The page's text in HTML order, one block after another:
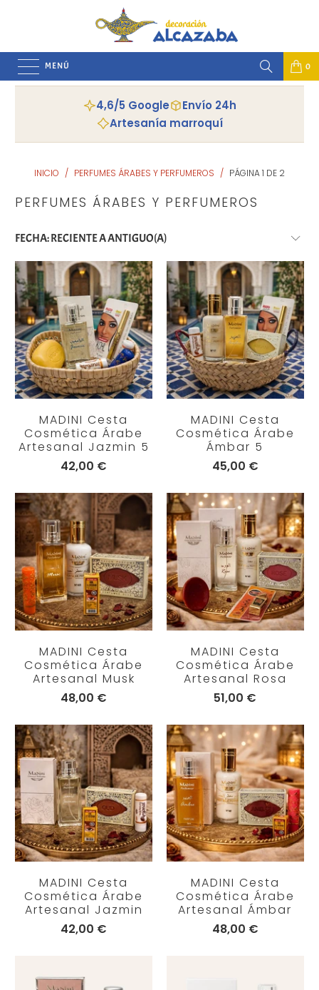
MENÚ 0
4,6/5 Google
Envío 24h
Artesanía marroquí
INICIO / PERFUMES ÁRABES Y PERFUMEROS / PÁGINA 1 DE 2
PERFUMES ÁRABES Y PERFUMEROS
MADINI Cesta
Cosmética Árabe
Artesanal Jazmin 5
42,00 €
MADINI Cesta
Cosmética Árabe
Ámbar 5
45,00 €
MADINI Cesta
Cosmética Árabe
Artesanal Musk
48,00 €
MADINI Cesta
Cosmética Árabe
Artesanal Rosa
51,00 €
MADINI Cesta
Cosmética Árabe
Artesanal Jazmin
42,00 €
MADINI Cesta
Cosmética Árabe
Artesanal Ámbar
48,00 €